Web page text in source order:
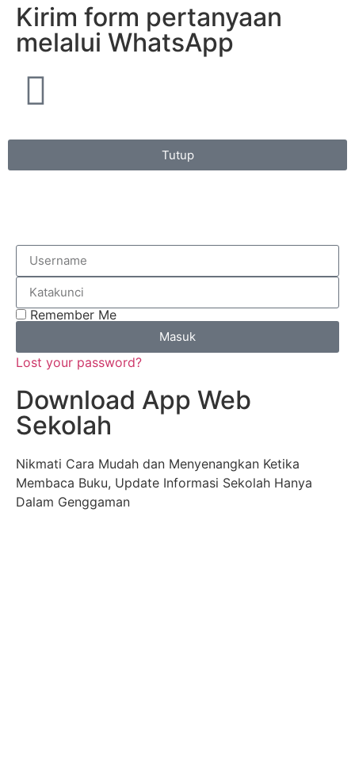
Kirim form pertanyaan
melalui WhatsApp
Tutup
Remember Me
Masuk
Lost your password?
Download App Web
Sekolah
Nikmati Cara Mudah dan Menyenangkan Ketika
Membaca Buku, Update Informasi Sekolah Hanya
Dalam Genggaman